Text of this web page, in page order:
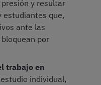
y resultar
estudiantes que,
ante las
por
trabajo en
individual,